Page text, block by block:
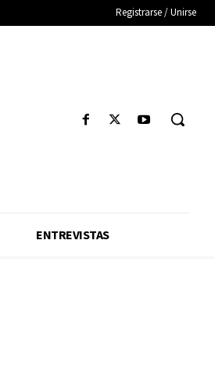
Registrarse / Unirse
ENTREVISTAS